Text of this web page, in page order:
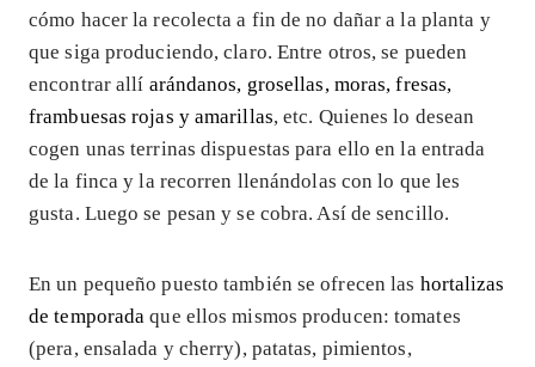
cómo hacer la recolecta a fin de no dañar a la planta y
que siga produciendo, claro. Entre otros, se pueden
encontrar allí arándanos, grosellas, moras, fresas,
frambuesas rojas y amarillas, etc. Quienes lo desean
cogen unas terrinas dispuestas para ello en la entrada
de la finca y la recorren llenándolas con lo que les
gusta. Luego se pesan y se cobra. Así de sencillo.
En un pequeño puesto también se ofrecen las hortalizas
de temporada que ellos mismos producen: tomates
(pera, ensalada y cherry), patatas, pimientos,